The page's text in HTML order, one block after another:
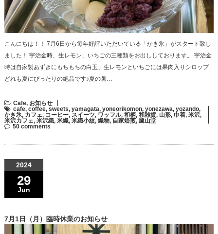
こんにちは！！ 7月6日から毎年好評いただいている「かき氷」がスタート致し
ました！ 宇治金時、生レモン、いちごの三種類をお出ししております。 宇治金
時は自家製あずきにもちもちの白玉、生レモンといちごには果肉入りシロップ
どれも夏にぴったりの絶品です♪夏の暑…
Cafe, お知らせ
cafe, coffee, sweets, yamagata, yoneorikomon, yonezawa, yozando,
かき氷, カフェ, コーヒー, スイーツ, ワッフル, 和柄, 和雑貨, 山形, 巾着, 米沢,
米沢カフェ, 米沢織, 米織, 米織小紋, 織物, 自家焙煎, 鷹山堂
50 comments
2024
29
Jun
7月1日（月）臨時休業のお知らせ